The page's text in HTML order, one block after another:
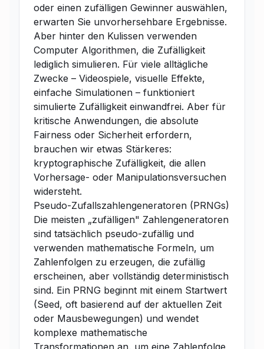
oder einen zufälligen Gewinner auswählen,
erwarten Sie unvorhersehbare Ergebnisse.
Aber hinter den Kulissen verwenden
Computer Algorithmen, die Zufälligkeit
lediglich simulieren. Für viele alltägliche
Zwecke – Videospiele, visuelle Effekte,
einfache Simulationen – funktioniert
simulierte Zufälligkeit einwandfrei. Aber für
kritische Anwendungen, die absolute
Fairness oder Sicherheit erfordern,
brauchen wir etwas Stärkeres:
kryptographische Zufälligkeit, die allen
Vorhersage- oder Manipulationsversuchen
widersteht.
Pseudo-Zufallszahlengeneratoren (PRNGs)
Die meisten „zufälligen" Zahlengeneratoren
sind tatsächlich pseudo-zufällig und
verwenden mathematische Formeln, um
Zahlenfolgen zu erzeugen, die zufällig
erscheinen, aber vollständig deterministisch
sind. Ein PRNG beginnt mit einem Startwert
(Seed, oft basierend auf der aktuellen Zeit
oder Mausbewegungen) und wendet
komplexe mathematische
Transformationen an, um eine Zahlenfolge